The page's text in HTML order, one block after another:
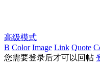
高级模式
B Color Image Link Quote
您需要登录后才可以回帖